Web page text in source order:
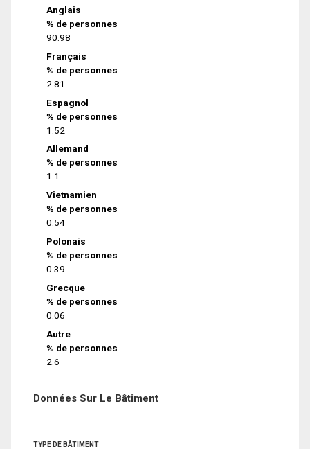
Anglais
% de personnes
90.98
Français
% de personnes
2.81
Espagnol
% de personnes
1.52
Allemand
% de personnes
1.1
Vietnamien
% de personnes
0.54
Polonais
% de personnes
0.39
Grecque
% de personnes
0.06
Autre
% de personnes
2.6
Données Sur Le Bâtiment
TYPE DE BÂTIMENT